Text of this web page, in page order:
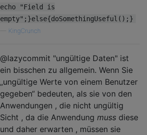
echo "Field is
empty";}else{doSomethingUseful();}
KingCrunch
@lazycommit "ungültige Daten" ist
ein bisschen zu allgemein. Wenn Sie
„ungültige Werte von einem Benutzer
gegeben“ bedeuten, als sie von den
Anwendungen , die nicht ungültig
Sicht , da die Anwendung muss diese
und daher erwarten , müssen sie